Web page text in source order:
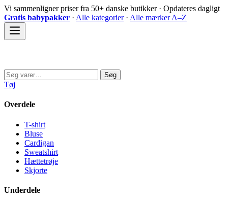
Spring
til
indhold
Vi sammenligner priser fra 50+ danske butikker · Opdateres dagligt
Gratis babypakker · Alle kategorier· Alle mærker A–Z
Søg
efter:
Søg
Tøj
Overdele
T-shirt
Bluse
Cardigan
Sweatshirt
Hættetrøje
Skjorte
Underdele